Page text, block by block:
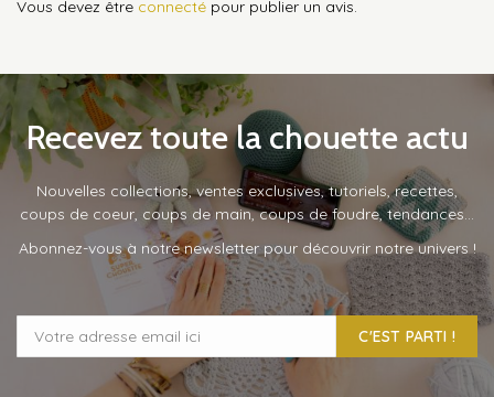
Vous devez être connecté pour publier un avis.
Recevez toute la chouette actu
Nouvelles collections, ventes exclusives, tutoriels, recettes,
coups de coeur, coups de main, coups de foudre, tendances…
Abonnez-vous à notre newsletter pour découvrir notre univers !
C'EST PARTI !